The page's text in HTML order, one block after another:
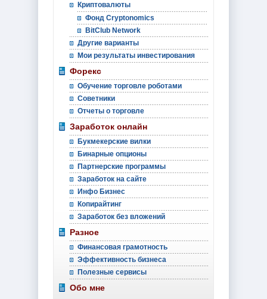
Криптовалюты
Фонд Cryptonomics
BitClub Network
Другие варианты
Мои результаты инвестирования
Форекс
Обучение торговле роботами
Советники
Отчеты о торговле
Заработок онлайн
Букмекерские вилки
Бинарные опционы
Партнерские программы
Заработок на сайте
Инфо Бизнес
Копирайтинг
Заработок без вложений
Разное
Финансовая грамотность
Эффективность бизнеса
Полезные сервисы
Обо мне